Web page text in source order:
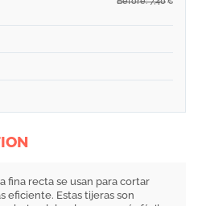
€
fina recta se usan para cortar
eficiente. Estas tijeras son